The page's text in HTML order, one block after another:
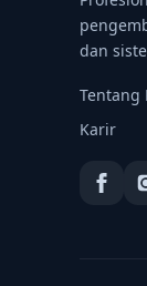
dan
Tentang
Karir